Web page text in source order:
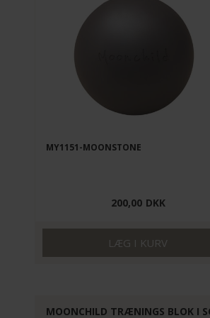
MY1151-MOONSTONE
200,00 DKK
MOONCHILD TRÆNINGS BLOK I